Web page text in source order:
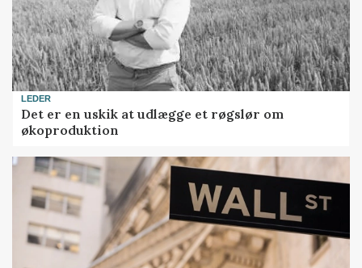
LEDER
Det er en uskik at udlægge et røgslør om
økoproduktion